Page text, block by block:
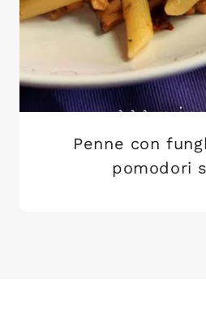
Penne con
pomodori